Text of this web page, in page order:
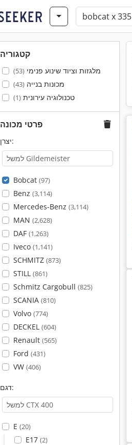
קטגוריה
מלגזות וציוד שינוע פנימי(53)
מכונות בנייה(43)
טכנולוגיה עירונית(1)
פרטי מכונה
יצרן:
Bobcat (97)
Benz (3,114)
Mercedes-Benz (3,114)
MAN (2,628)
DAF (1,263)
Iveco (1,141)
SCHMITZ (873)
STILL (861)
Schmitz Cargobull (825)
SCANIA (810)
Volvo (774)
DECKEL (604)
Renault (565)
Ford (431)
VW (406)
דגם:
E (20)
E17 (2)